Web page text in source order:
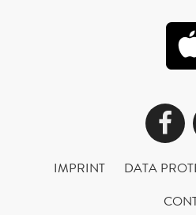
IMPRINT DATA